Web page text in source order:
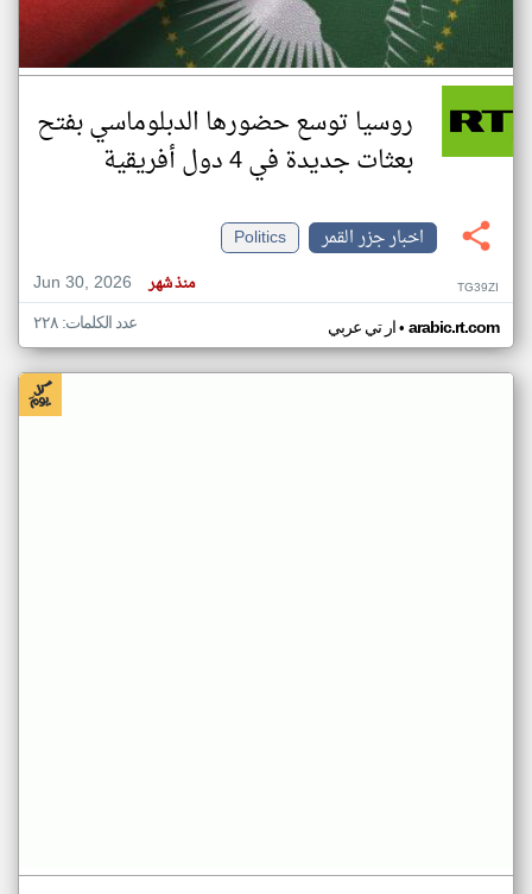
روسيا توسع حضورها الدبلوماسي بفتح
بعثات جديدة في 4 دول أفريقية
اخبار جزر القمر
Politics
Jun 30, 2026
منذ شهر TG39ZI
ار تي عربي• arabic.rt.com عدد الكلمات: ٢٢٨